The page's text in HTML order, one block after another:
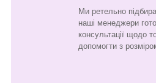
Ми ретельно
наші менеджери
консультації щодо
допомогти з